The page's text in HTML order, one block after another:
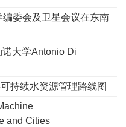
委会及卫星会议在东南
大学Antonio Di
持续水资源管理路线图
and Cities